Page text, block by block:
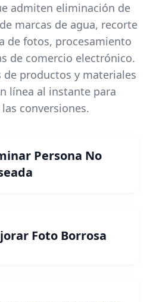
admiten eliminación de
marcas de agua, recorte
de fotos, procesamiento
de comercio electrónico.
productos y materiales
línea al instante para
conversiones.
Persona No
Foto Borrosa